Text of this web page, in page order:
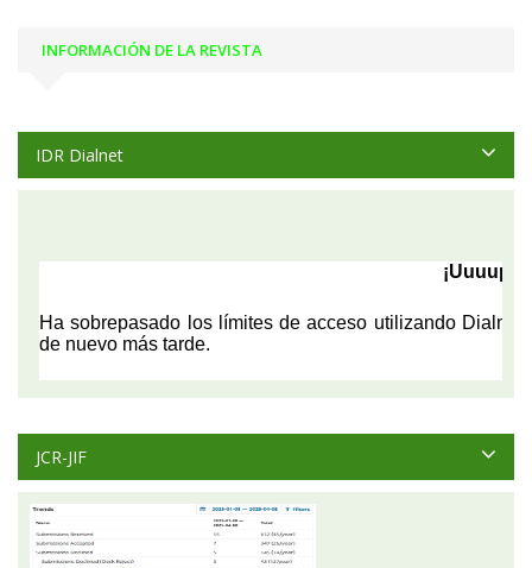
INFORMACIÓN DE LA REVISTA
IDR Dialnet
JCR-JIF